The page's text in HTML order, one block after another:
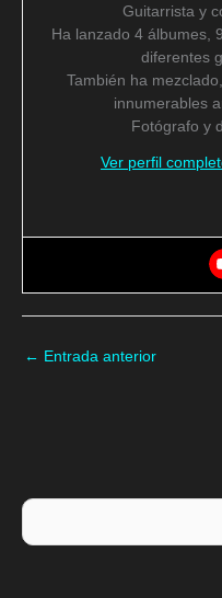
Guitarrista y
Ha lanzado 4 álbumes,
diferentes
También ha
innumerables
Fotógrafo y
Ver perfil
← Entrada anterior
Buscar